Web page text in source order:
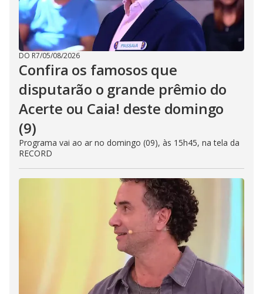
DO R7/05/08/2026
Confira os famosos que
disputarão o grande prêmio do
Acerte ou Caia! deste domingo
(9)
Programa vai ao ar no domingo (09), às 15h45, na tela da
RECORD